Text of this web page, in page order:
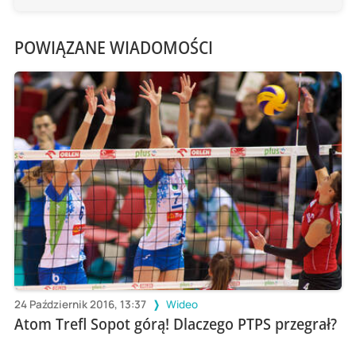
POWIĄZANE WIADOMOŚCI
24 Październik 2016, 13:37 Wideo
Atom Trefl Sopot górą! Dlaczego PTPS przegrał?